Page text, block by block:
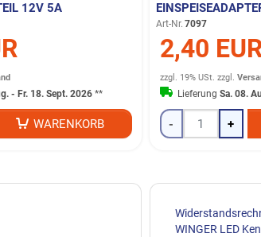
12V 5A
- Fr. 18. Sept. 2026 **
WARENKORB
Art-Nr. 7097
2,40
zzgl. 19% USt. zzgl.
Lieferung Sa. 08.
- +
WINGER LED